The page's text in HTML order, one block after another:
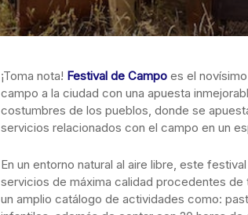
¡Toma nota! Festival de Campo es el
campo a la ciudad con una apuesta
costumbres de los pueblos, donde se
servicios relacionados con el campo en un
En un entorno natural al aire libre, este
servicios de máxima calidad procedentes de
un amplio catálogo de actividades como: